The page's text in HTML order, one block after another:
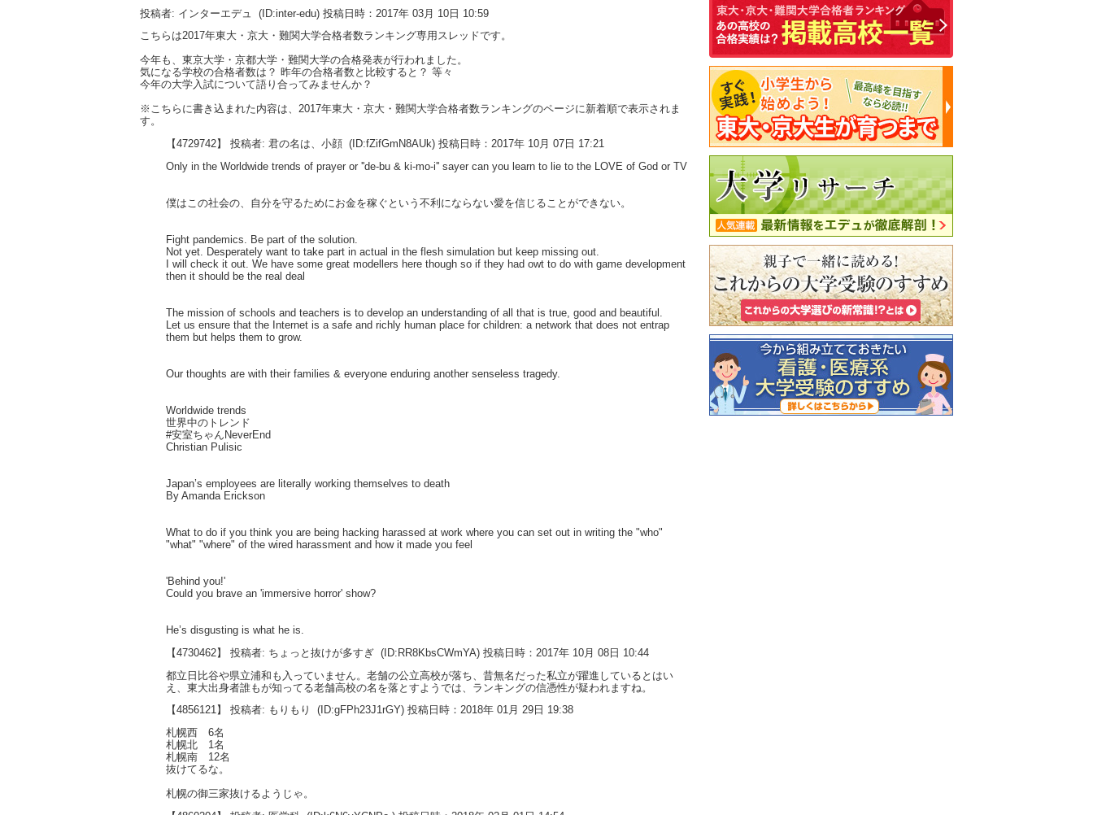
投稿者: インターエデュ
(ID:inter-edu) 投稿日時：2017年 03月 10日 10:59
こちらは2017年東大・京大・難関大学合格者数ランキング専用スレッドです。
今年も、東京大学・京都大学・難関大学の合格発表が行われました。
気になる学校の合格者数は？ 昨年の合格者数と比較すると？ 等々
今年の大学入試について語り合ってみませんか？
※こちらに書き込まれた内容は、2017年東大・京大・難関大学合格者数ランキングのページに新着順で表示されま
す。
【4729742】 投稿者: 君の名は、小顔 (ID:fZifGmN8AUk) 投稿日時：2017年 10月 07日 17:21
Only in the Worldwide trends of prayer or ''de-bu & ki-mo-i'' sayer can you learn to lie to the LOVE of God or TV
僕はこの社会の、自分を守るためにお金を稼ぐという不利にならない愛を信じることができない。
Fight pandemics. Be part of the solution.
Not yet. Desperately want to take part in actual in the flesh simulation but keep missing out.
I will check it out. We have some great modellers here though so if they had owt to do with game development
then it should be the real deal
The mission of schools and teachers is to develop an understanding of all that is true, good and beautiful.
Let us ensure that the Internet is a safe and richly human place for children: a network that does not entrap
them but helps them to grow.
Our thoughts are with their families & everyone enduring another senseless tragedy.
Worldwide trends
世界中のトレンド
#安室ちゃんNeverEnd
Christian Pulisic
Japan’s employees are literally working themselves to death
By Amanda Erickson
What to do if you think you are being hacking harassed at work where you can set out in writing the "who"
"what" "where" of the wired harassment and how it made you feel
'Behind you!'
Could you brave an 'immersive horror' show?
He’s disgusting is what he is.
【4730462】 投稿者: ちょっと抜けが多すぎ (ID:RR8KbsCWmYA) 投稿日時：2017年 10月 08日 10:44
都立日比谷や県立浦和も入っていません。老舗の公立高校が落ち、昔無名だった私立が躍進しているとはい
え、東大出身者誰もが知ってる老舗高校の名を落とすようでは、ランキングの信憑性が疑われますね。
【4856121】 投稿者: もりもり
(ID:gFPh23J1rGY) 投稿日時：2018年 01月 29日 19:38
札幌西 6名
札幌北 1名
札幌南 12名
抜けてるな。
札幌の御三家抜けるようじゃ。